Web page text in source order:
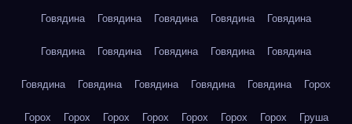
Говядина Говядина Говядина Говядина Говядина
Говядина Говядина Говядина Говядина Говядина
Говядина Говядина Говядина Говядина Говядина Горох
Горох Горох Горох Горох Горох Горох Горох Груша